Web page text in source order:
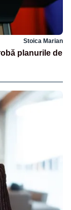
Stoica Marian
planurile de